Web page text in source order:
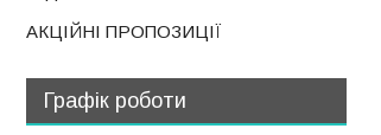
АКЦІЙНІ ПРОПОЗИЦІЇ
Графік роботи